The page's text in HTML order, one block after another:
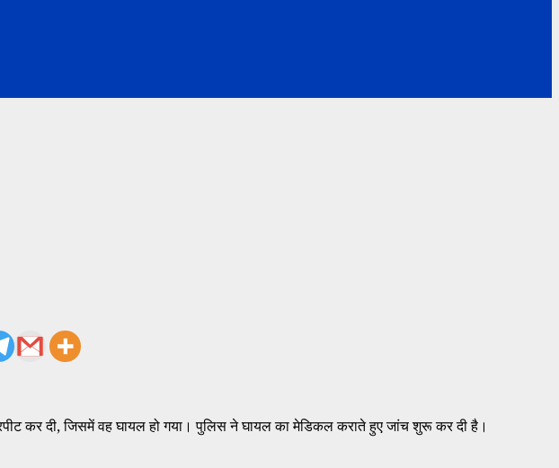
कर दी, जिसमें वह घायल हो गया। पुलिस ने घायल का मेडिकल कराते हुए जांच शुरू कर दी है।